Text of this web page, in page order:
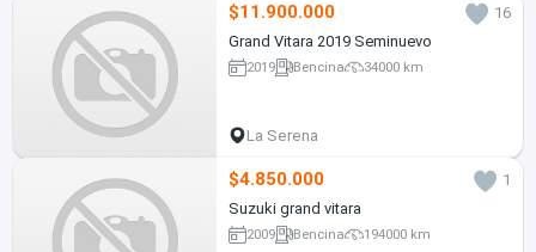
$11.900.000
16
Grand Vitara 2019 Seminuevo
2019 Bencina 34000 km
La Serena
$4.850.000
1
Suzuki grand vitara
2009 Bencina 194000 km